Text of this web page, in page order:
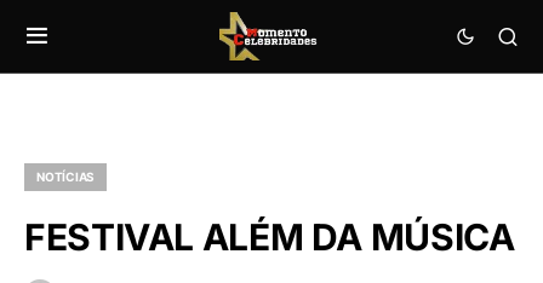
NOTÍCIAS
FESTIVAL ALÉM DA MÚSICA